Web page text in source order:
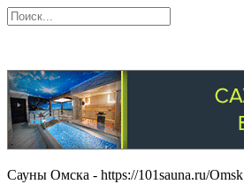
Сауны Омска - https://101sauna.ru/Omsk